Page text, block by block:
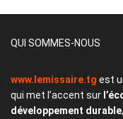
QUI SOMMES-NOUS
www.lemissaire.tg est
qui met l’accent sur
développement durable